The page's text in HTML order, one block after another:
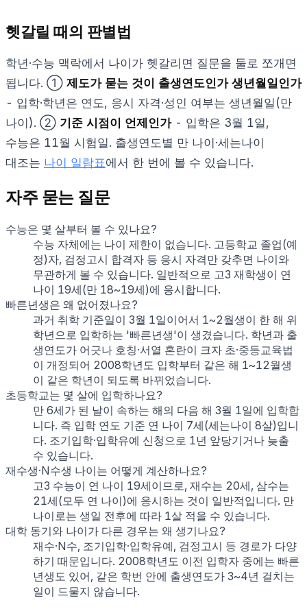
헷갈릴 때의 판별법
학년·수능 맥락에서 나이가 헷갈리면 질문을 둘로 쪼개면
됩니다. ① 제도가 묻는 것이 출생연도인가 생년월일인가
- 입학·학년은 연도, 응시 자격·성인 여부는 생년월일(만
나이). ② 기준 시점이 언제인가- 입학은 3월 1일,
수능은 11월 시험일. 출생연도별 만 나이·세는나이
대조는 나이 일람표에서 한 번에 볼 수 있습니다.
자주 묻는 질문
수능은 몇 살부터 볼 수 있나요?
수능 자체에는 나이 제한이 없습니다. 고등학교 졸업(예
정)자, 검정고시 합격자 등 응시 자격만 갖추면 나이와
무관하게 볼 수 있습니다. 일반적으로 고3 재학생이 연
나이 19세(만 18~19세)에 응시합니다.
빠른년생은 왜 없어졌나요?
과거 취학 기준일이 3월 1일이어서 1~2월생이 한 해 위
학년으로 입학하는 '빠른년생'이 생겼습니다. 학년과 출
생연도가 어긋나 호칭·서열 혼란이 크자 초·중등교육법
이 개정되어 2008학년도 입학부터 같은 해 1~12월생
이 같은 학년이 되도록 바뀌었습니다.
초등학교는 몇 살에 입학하나요?
만 6세가 된 날이 속하는 해의 다음 해 3월 1일에 입학합
니다. 즉 입학 연도 기준 연 나이 7세(세는나이 8살)입니
다. 조기입학·입학유예 신청으로 1년 앞당기거나 늦출
수 있습니다.
재수생·N수생 나이는 어떻게 계산하나요?
고3 수능이 연 나이 19세이므로, 재수는 20세, 삼수는
21세(모두 연 나이)에 응시하는 것이 일반적입니다. 만
나이로는 생일 전후에 따라 1살 적을 수 있습니다.
대학 동기와 나이가 다른 경우는 왜 생기나요?
재수·N수, 조기입학·입학유예, 검정고시 등 경로가 다양
하기 때문입니다. 2008학년도 이전 입학자 중에는 빠른
년생도 있어, 같은 학번 안에 출생연도가 3~4년 걸치는
일이 드물지 않습니다.